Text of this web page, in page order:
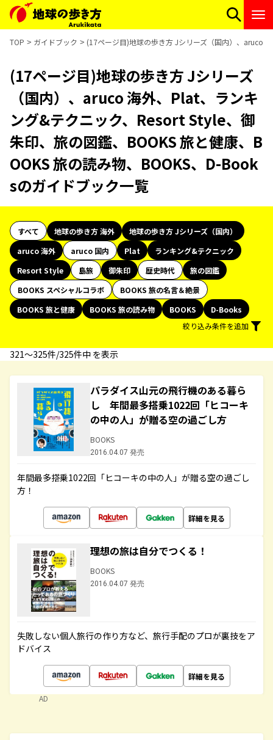
TOP ガイドブック (17ページ目)地球の歩き方 Jシリーズ（国内）、aruco
(17ページ目)地球の歩き方 Jシリーズ
（国内）、aruco 海外、Plat、ランキ
ング&テクニック、Resort Style、御
朱印、旅の図鑑、BOOKS 旅と健康、B
OOKS 旅の読み物、BOOKS、D-Book
sのガイドブック一覧
すべて 地球の歩き方 海外
地球の歩き方 Jシリーズ（国内）
aruco 海外
aruco 国内 Plat
ランキング&テクニック
Resort Style
島旅 御朱印 歴史時代
旅の図鑑
BOOKS スペシャルコラボ
BOOKS 旅の名言＆絶景
BOOKS 旅と健康
BOOKS 旅の読み物 BOOKS
D-Books
絞り込み条件を追加
321〜325件/325件中 を表示
パラダイス山元の飛行機のある暮ら
し 年間最多搭乗1022回「ヒコーキ
の中の人」が贈る空の過ごし方
BOOKS
2016.04.07 発売
年間最多搭乗1022回「ヒコーキの中の人」が贈る空の過ごし
方！
詳細を見る
理想の旅は自分でつくる！
BOOKS
2016.04.07 発売
失敗しない個人旅行の作り方など、旅行手配のプロが裏技をア
ドバイス
詳細を見る
AD